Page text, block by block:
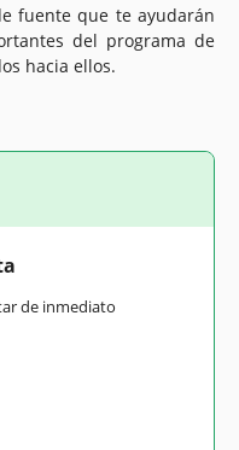
fuente que te ayudarán
del programa de
hacia ellos.
de inmediato